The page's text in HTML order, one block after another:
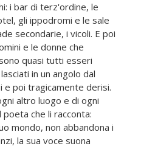
i bar di terz'ordine, le
gli ippodromi e le sale
secondarie, i vicoli. E poi
e le donne che
quasi tutti esseri
in un angolo dal
e poi tragicamente derisi.
altro luogo e di ogni
che li racconta:
mondo, non abbandona i
la sua voce suona